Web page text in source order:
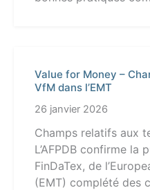
Value for Money –
VfM dans l’EMT
26 janvier 2026
Champs relatifs aux
L’AFPDB confirme la
FinDaTex, de
(EMT) complété des